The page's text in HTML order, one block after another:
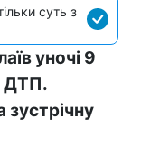
суть з
уночі 9
ДТП.
зустрічну